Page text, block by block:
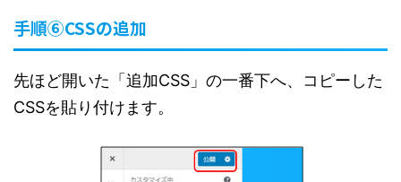
手順⑥CSSの追加
先ほど開いた「追加CSS」の一番下へ、コピーした
CSSを貼り付けます。